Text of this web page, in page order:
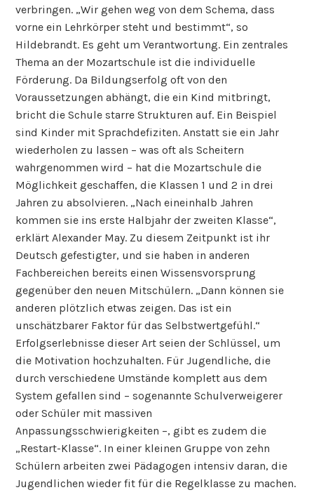
verbringen. „Wir gehen weg von dem Schema, dass
vorne ein Lehrkörper steht und bestimmt“, so
Hildebrandt. Es geht um Verantwortung. Ein zentrales
Thema an der Mozartschule ist die individuelle
Förderung. Da Bildungserfolg oft von den
Voraussetzungen abhängt, die ein Kind mitbringt,
bricht die Schule starre Strukturen auf. Ein Beispiel
sind Kinder mit Sprachdefiziten. Anstatt sie ein Jahr
wiederholen zu lassen – was oft als Scheitern
wahrgenommen wird – hat die Mozartschule die
Möglichkeit geschaffen, die Klassen 1 und 2 in drei
Jahren zu absolvieren. „Nach eineinhalb Jahren
kommen sie ins erste Halbjahr der zweiten Klasse“,
erklärt Alexander May. Zu diesem Zeitpunkt ist ihr
Deutsch gefestigter, und sie haben in anderen
Fachbereichen bereits einen Wissensvorsprung
gegenüber den neuen Mitschülern. „Dann können sie
anderen plötzlich etwas zeigen. Das ist ein
unschätzbarer Faktor für das Selbstwertgefühl.“
Erfolgserlebnisse dieser Art seien der Schlüssel, um
die Motivation hochzuhalten. Für Jugendliche, die
durch verschiedene Umstände komplett aus dem
System gefallen sind – sogenannte Schulverweigerer
oder Schüler mit massiven
Anpassungsschwierigkeiten –, gibt es zudem die
„Restart-Klasse“. In einer kleinen Gruppe von zehn
Schülern arbeiten zwei Pädagogen intensiv daran, die
Jugendlichen wieder fit für die Regelklasse zu machen.